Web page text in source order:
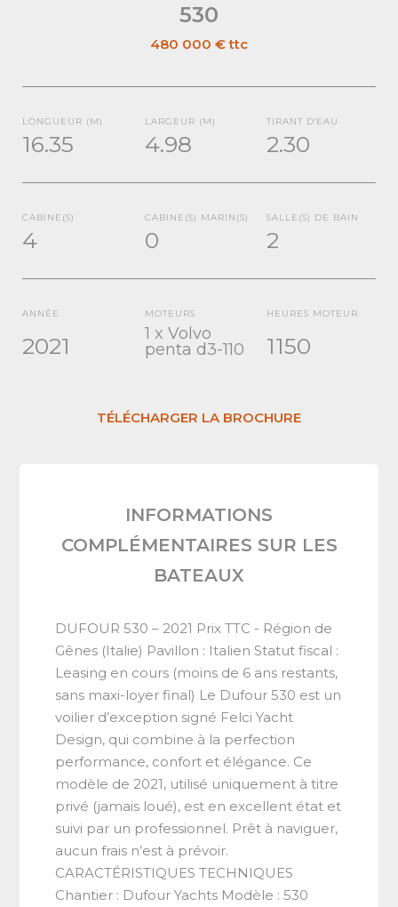
530
480 000 €ttc
LONGUEUR (M)
16.35
LARGEUR (M)
4.98
TIRANT D'EAU
2.30
CABINE(S)
4
CABINE(S) MARIN(S)
0
SALLE(S) DE BAIN
2
ANNÉE
2021
MOTEURS
1 x Volvo
penta d3-110
HEURES MOTEUR
1150
TÉLÉCHARGER LA BROCHURE
INFORMATIONS
COMPLÉMENTAIRES SUR LES
BATEAUX
DUFOUR 530 – 2021 Prix TTC - Région de
Gênes (Italie) Pavillon : Italien Statut fiscal :
Leasing en cours (moins de 6 ans restants,
sans maxi-loyer final) Le Dufour 530 est un
voilier d’exception signé Felci Yacht
Design, qui combine à la perfection
performance, confort et élégance. Ce
modèle de 2021, utilisé uniquement à titre
privé (jamais loué), est en excellent état et
suivi par un professionnel. Prêt à naviguer,
aucun frais n’est à prévoir.
CARACTÉRISTIQUES TECHNIQUES
Chantier : Dufour Yachts Modèle : 530